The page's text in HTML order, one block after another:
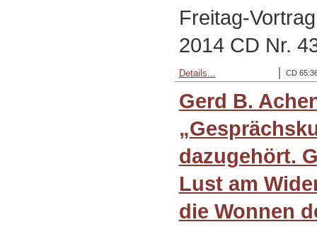
Freitag-
2014 CD Nr.
CD
Details...
Gerd B.
dazugehört.
Lust am
die Wonnen